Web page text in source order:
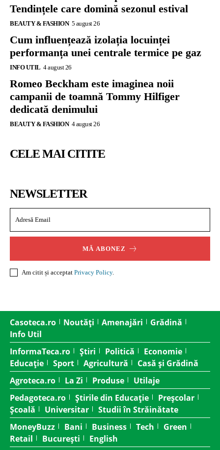
Tendințele care domină sezonul estival
BEAUTY & FASHION 5 august 26
Cum influențează izolația locuinței
performanța unei centrale termice pe gaz
INFO UTIL 4 august 26
Romeo Beckham este imaginea noii
campanii de toamnă Tommy Hilfiger
dedicată denimului
BEAUTY & FASHION 4 august 26
CELE MAI CITITE
NEWSLETTER
MĂ ABONEZ
Am citit și acceptat Privacy Policy.
Casoteca.ro Noutăți Amenajări
Grădină
Info Util
InformaTeca.ro
Știri Politică
Economie
Educație
Sport Agricultură
Casă și Grădină
Agroteca.ro
La Zi Produse
Utilaje
Pedagoteca.ro
Știrile din Educație
Preșcolar
Școală
Universitar
Studii în Străinătate
MoneyBuzz
Bani Business Tech
Green
Retail
București English